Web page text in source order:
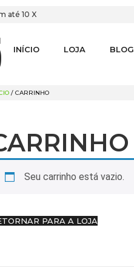
até 10 X
INÍCIO LOJA BLOG
/ CARRINHO
Seu carrinho está vazio.
PARA A LOJA